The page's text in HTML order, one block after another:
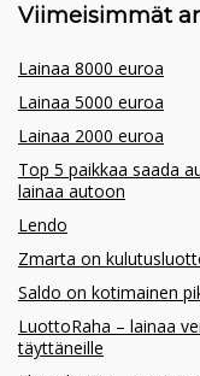
Viimeisimmät
Lainaa 8000 euroa
Lainaa 5000 euroa
Lainaa 2000 euroa
Top 5 paikkaa saada
lainaa autoon
Lendo
Zmarta on
Saldo on kotimainen
LuottoRaha – lainaa
täyttäneille